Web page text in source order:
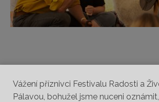
Vážení příznivci Festivalu Radosti a
Pálavou, bohužel jsme nuceni